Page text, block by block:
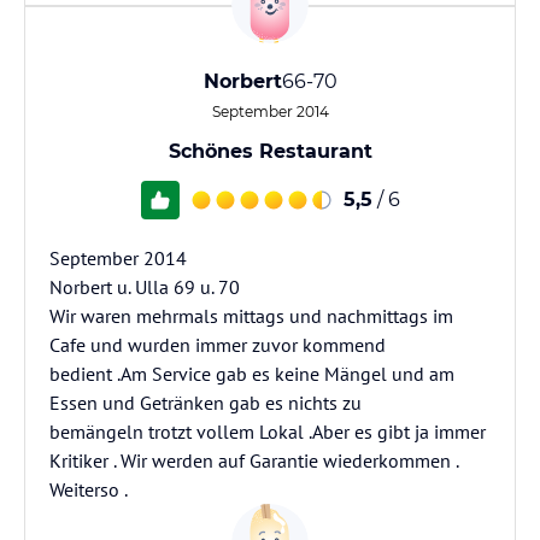
Norbert66-70
September 2014
Schönes Restaurant
5,5 / 6
September 2014
Norbert u. Ulla 69 u. 70
Wir waren mehrmals mittags und nachmittags im
Cafe und wurden immer zuvor kommend
bedient .Am Service gab es keine Mängel und am
Essen und Getränken gab es nichts zu
bemängeln trotzt vollem Lokal .Aber es gibt ja immer
Kritiker . Wir werden auf Garantie wiederkommen .
Weiterso .